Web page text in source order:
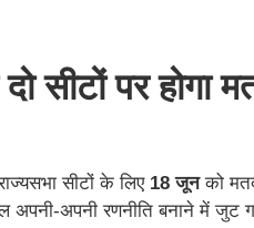
पर होगा
सीटों के लिए 18 जूनको
अपनी-अपनी रणनीति बनाने में जुट